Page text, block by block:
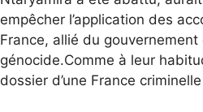
empêcher l’application des
France, allié du
génocide.Comme à leur
dossier d’une France